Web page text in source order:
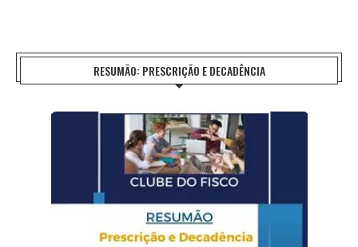
RESUMÃO: PRESCRIÇÃO E DECADÊNCIA